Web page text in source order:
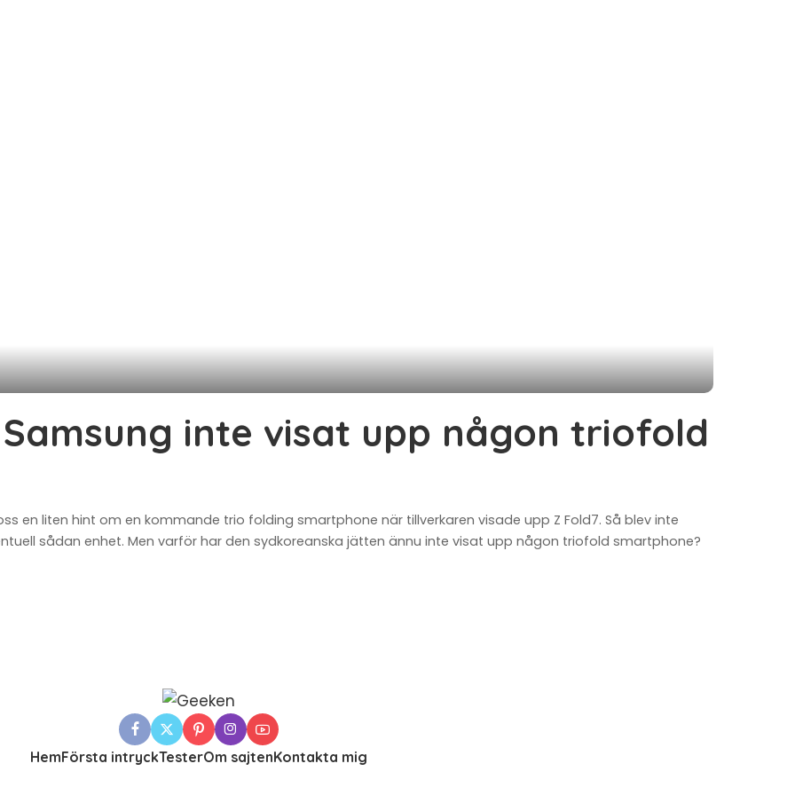
inte visat upp någon triofold
en liten hint om en kommande trio folding smartphone när tillverkaren visade upp Z Fold7. Så blev inte
sådan enhet. Men varför har den sydkoreanska jätten ännu inte visat upp någon triofold smartphone?
HemFörsta intryckTesterOm sajtenKontakta mig